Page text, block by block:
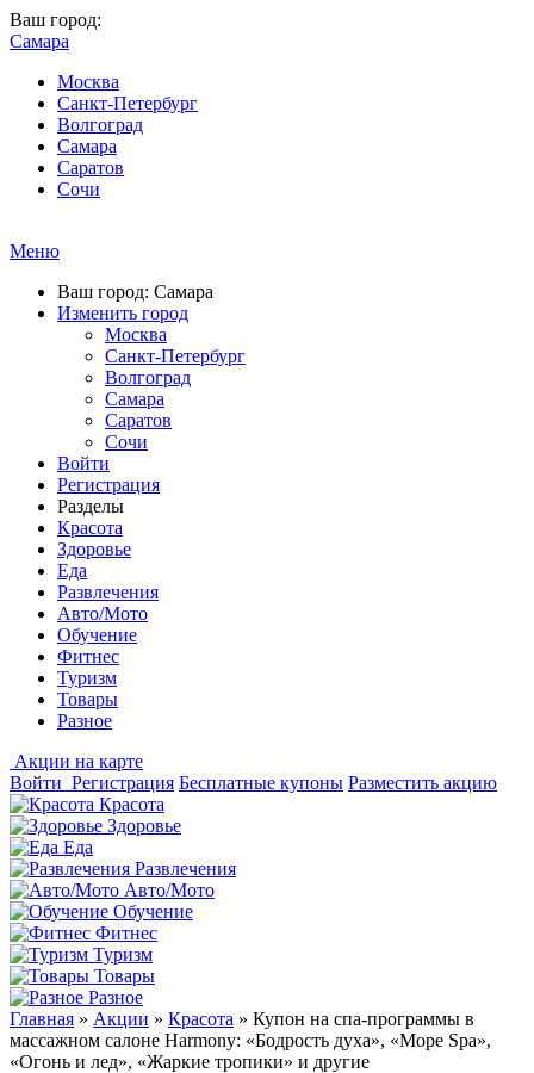
Ваш город:
Самара
Москва
Санкт-Петербург
Волгоград
Самара
Саратов
Сочи
Меню
Ваш город: Самара
Изменить город
Москва
Санкт-Петербург
Волгоград
Самара
Саратов
Сочи
Войти
Регистрация
Разделы
Красота
Здоровье
Еда
Развлечения
Авто/Мото
Обучение
Фитнес
Туризм
Товары
Разное
Акции на карте
Войти Регистрация Бесплатные купоны Разместить акцию
Красота
Здоровье
Еда
Развлечения
Авто/Мото
Обучение
Фитнес
Туризм
Товары
Разное
Главная » Акции » Красота » Купон на спа-программы в
массажном салоне Harmony: «Бодрость духа», «Море Spa»,
«Огонь и лед», «Жаркие тропики» и другие